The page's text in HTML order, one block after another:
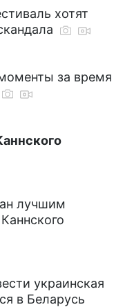
хотят
за время
лучшим
украинская
в Беларусь